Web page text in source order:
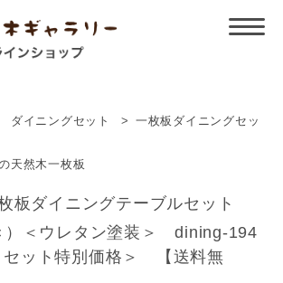
ダイニングセット >
一枚板ダイニングセッ
天然木一枚板
板ダイニングテーブルセット
）＜ウレタン塗装＞ dining-194
ット特別価格＞ 【送料無